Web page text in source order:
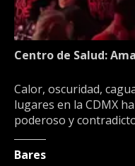
Centro de Salud:
Calor, oscuridad,
lugares en la CDMX
poderoso y
Bares